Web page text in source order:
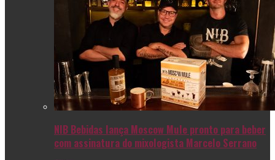
NIB Bebidas lança Moscow Mule pronto para beber
com assinatura do mixologista Marcelo Serrano